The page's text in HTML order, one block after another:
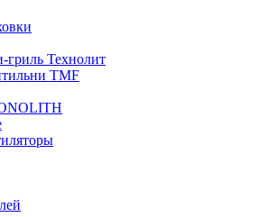
Технолит
TMF